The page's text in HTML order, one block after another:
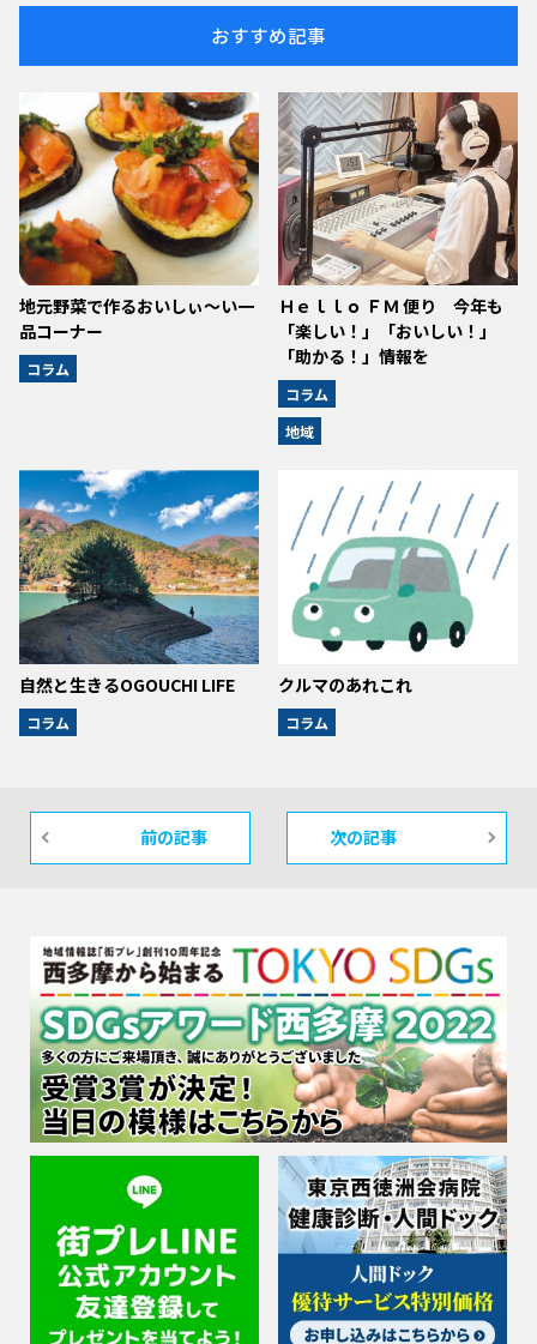
おすすめ記事
地元野菜で作るおいしぃ～い一
品コーナー
コラム
Ｈｅｌｌｏ ＦＭ 便り 今年も
「楽しい！」「おいしい！」
「助かる！」情報を
コラム
地域
自然と生きるOGOUCHI LIFE
コラム
クルマのあれこれ
コラム
前の記事 次の記事